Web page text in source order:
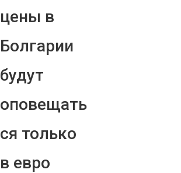
цены в
Болгарии
будут
оповещать
ся только
в евро